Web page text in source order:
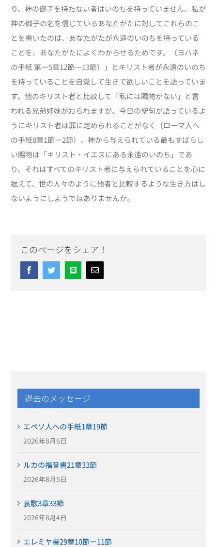
り、神の御子を持たない者はいのちを持っていません。私が
神の御子の名を信じているあなたがたに対してこれらのこ
とを書いたのは、あなたがたが永遠のいのちを持っている
ことを、あなたがたによくわからせるためです。（ヨハネ
の手紙 第一5章12節―13節）」とキリスト者が永遠のいのち
を持っていることを自覚して生きて欲しいことを語っていま
す。他のキリスト者と比較して「私には賜物がない」と言
われる兄弟姉妹がおられますが、今日の聖句が語っているよ
うにキリスト者は罪に定められることがなく（ローマ人へ
の手紙8章1節ー2節）、神から与えられている最もすばらし
い賜物は「キリスト・イエスにある永遠のいのち」であ
り、それはすべてのキリスト者に与えられていることを心に
据えて、世の人々のように他者と比較するような生き方はし
ないようにしようではありませんか。
このページをシェア！
FacebookTwitterLine Email
過去のメッセージ
エペソ人への手紙1章19節
2026年8月6日
ルカの福音書21章33節
2026年8月5日
哀歌3章33節
2026年8月4日
エレミヤ書29章10節ー11節